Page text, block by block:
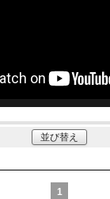
並び替え
1